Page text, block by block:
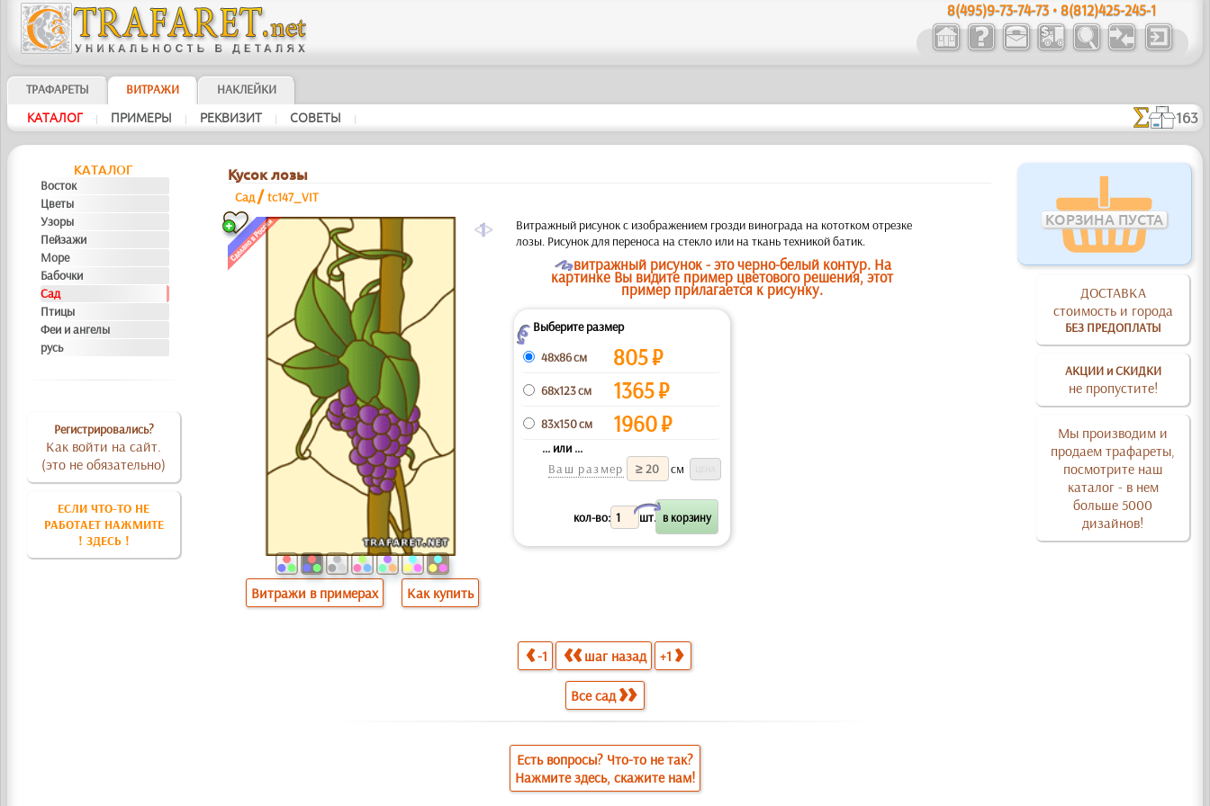
8(495)9-73-74-73 • 8(812)425-245-1
ТРАФАРЕТЫ ВИТРАЖИ НАКЛЕЙКИ
КAТAЛOГ | ПРИМЕРЫ | РЕКВИЗИТ | СОВЕТЫ | 163
КAТAЛOГ
Восток
Цветы
Узоры
Пейзажи
Море
Бабочки
Сад
Птицы
Феи и ангелы
русь
Регистрировались?
Как войти на сайт.
(это не обязательно)
ЕСЛИ ЧТО-ТО НЕ
РАБОТАЕТ НАЖМИТЕ
! ЗДЕСЬ !
КОРЗИНА ПУСТА
ДОСТАВКА
стоимость и города
БЕЗ ПРЕДОПЛАТЫ
АКЦИИ и СКИДКИ
не пропустите!
Мы производим и
продаем трафареты,
посмотрите наш
каталог - в нем
больше 5000
дизайнов!
Кусок лозы
Сад /tc147_VIT
a
Витражи в примерах Как купить
Витражный рисунок с изображением грозди винограда на кототком отрезке
лозы. Рисунок для переноса на стекло или на ткань техникой батик.
Oвитражный рисунок - это черно-белый контур. На
картинке Вы видите пример цветового решения, этот
пример прилагается к рисунку.
ZВыберите размер
48x86 см
805₽
68x123 см 1365₽
83x150 см 1960₽
... или ...
Ваш размер
см
кол-во: шт.
X
-1 шаг назад +1
Все сад
Есть вопросы? Что-то не так?
Нажмите здесь, скажите нам!